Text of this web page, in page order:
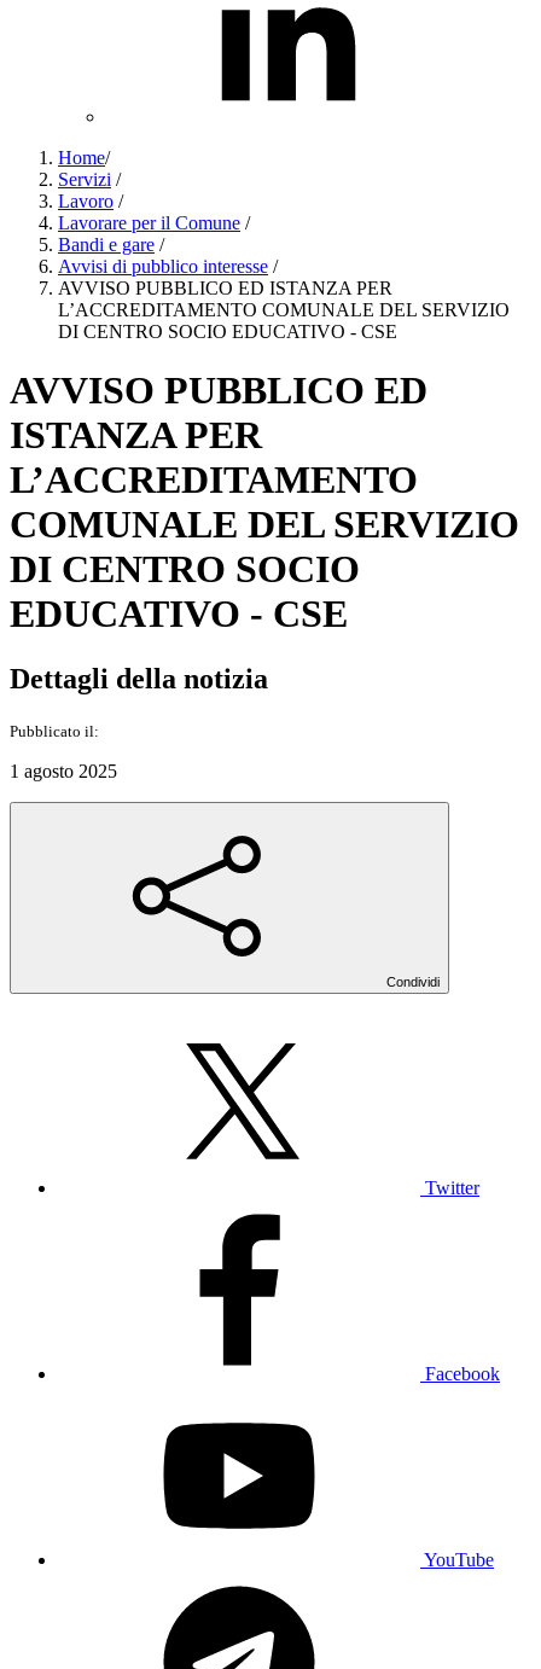
Home/
Servizi /
Lavoro /
Lavorare per il Comune /
Bandi e gare /
Avvisi di pubblico interesse /
AVVISO PUBBLICO ED ISTANZA PER
L’ACCREDITAMENTO COMUNALE DEL SERVIZIO
DI CENTRO SOCIO EDUCATIVO - CSE
AVVISO PUBBLICO ED
ISTANZA PER
L’ACCREDITAMENTO
COMUNALE DEL SERVIZIO
DI CENTRO SOCIO
EDUCATIVO - CSE
Dettagli della notizia
Pubblicato il:
1 agosto 2025
Condividi
Twitter
Facebook
YouTube